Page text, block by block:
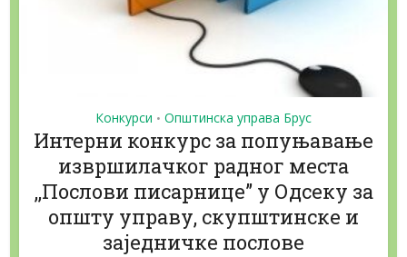
Конкурси • Општинска управа Брус
Интерни конкурс за попуњавање
извршилачког радног места
,,Послови писарнице” у Одсеку за
општу управу, скупштинске и
заједничке послове